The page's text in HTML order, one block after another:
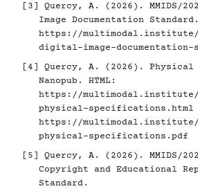
[3]
Quercy, A. (2026). MMIDS/
Image Documentation Standard.
https://multimodal.institute/
digital-image-
[4]
Quercy, A. (2026).
Nanopub. HTML:
https://multimodal.institute/
physical-specifications.html
https://multimodal.institute/
physical-specifications.pdf
[5]
Quercy, A. (2026). MMIDS/
Copyright and Educational
Standard.